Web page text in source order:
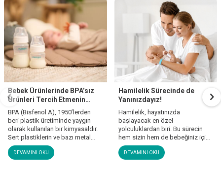
Bebek Ürünlerinde BPA’sız
Ürünleri Tercih Etmenin
Önemi
BPA (Bisfenol A), 1950’lerden
beri plastik üretiminde yaygın
olarak kullanılan bir kimyasaldır.
Sert plastiklerin ve bazı metal
kaplamaların yapısında yer alır.
Yiyecek ve içecek kaplarında
DEVAMINI OKU
Hamilelik Sürecinde de
Yanınızdayız!
Hamilelik, hayatınızda
başlayacak en özel
yolculuklardan biri. Bu sürecin
hem sizin hem de bebeğiniz için
sağlıklı geçmesi adına bazı
adımları takip etmek önemli.
DEVAMINI OKU